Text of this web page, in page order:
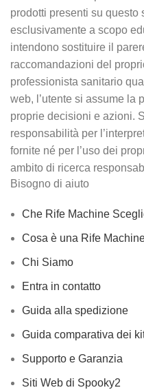
prodotti presenti su questo
esclusivamente a scopo
intendono sostituire il
raccomandazioni del
professionista sanitario
web, l’utente si assume la
proprie decisioni e azioni.
responsabilità per
fornite né per l’uso dei
ambito di ricerca
Bisogno di aiuto
Che Rife Machine
Cosa è una Rife
Chi Siamo
Entra in contatto
Guida alla spedizione
Guida comparativa dei
Supporto e Garanzia
Siti Web di Spooky2